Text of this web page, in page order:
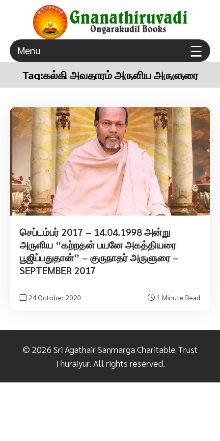
Gnanathiruvadi Ongarakudil Books – Tamil Spiritual
Books Free Download
ongarakudil sri agathiar sanmarga sangam thuraiyur
true spiritual gurugulam
Menu ☰
Tag:கல்கி அவதாரம் அருளிய அருளுரை
செப்டம்பர் 2017 – 14.04.1998 அன்று
அருளிய “கற்றதன் பயனே அகத்தியரை
பூஜிப்பதுதான்” – குருநாதர் அருளுரை –
SEPTEMBER 2017
24 October 2020 1 Minute Read
© 2026 Sri Agathair Sanmarga Charitable Trust
Thuraiyur. All rights reserved.